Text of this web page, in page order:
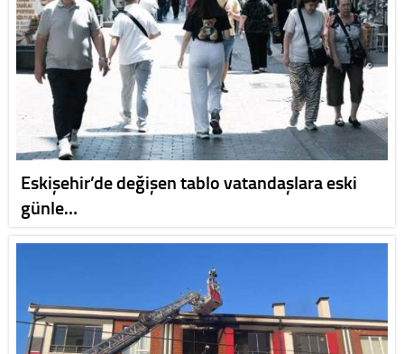
Eskişehir’de değişen tablo vatandaşlara eski
günle…